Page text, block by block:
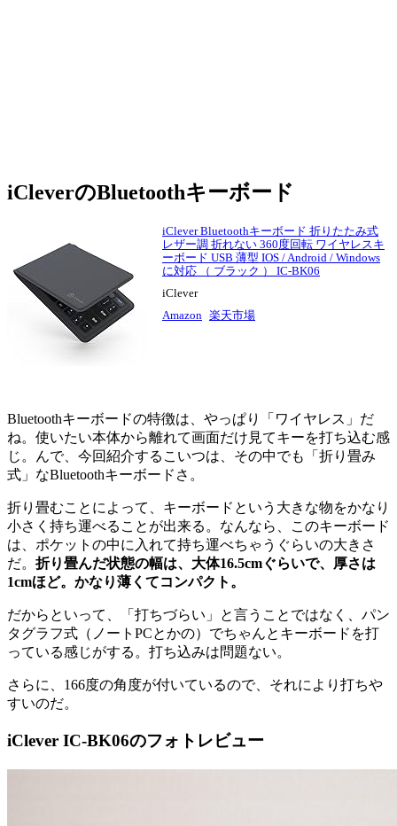
iCleverのBluetoothキーボード
iClever Bluetoothキーボード 折りたたみ式
レザー調 折れない 360度回転 ワイヤレスキ
ーボード USB 薄型 IOS / Android / Windows
に対応 （ ブラック ） IC-BK06
iClever
Amazon 楽天市場
Bluetoothキーボードの特徴は、やっぱり「ワイヤレス」だ
ね。使いたい本体から離れて画面だけ見てキーを打ち込む感
じ。んで、今回紹介するこいつは、その中でも「折り畳み
式」なBluetoothキーボードさ。
折り畳むことによって、キーボードという大きな物をかなり
小さく持ち運べることが出来る。なんなら、このキーボード
は、ポケットの中に入れて持ち運べちゃうぐらいの大きさ
だ。 折り畳んだ状態の幅は、大体16.5cmぐらいで、厚さは
1cmほど。かなり薄くてコンパクト。
だからといって、「打ちづらい」と言うことではなく、パン
タグラフ式（ノートPCとかの）でちゃんとキーボードを打
っている感じがする。打ち込みは問題ない。
さらに、166度の角度が付いているので、それにより打ちや
すいのだ。
iClever IC-BK06のフォトレビュー